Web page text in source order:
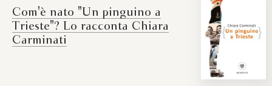
Com'è nato "Un pinguino a
Trieste"? Lo racconta Chiara
Carminati